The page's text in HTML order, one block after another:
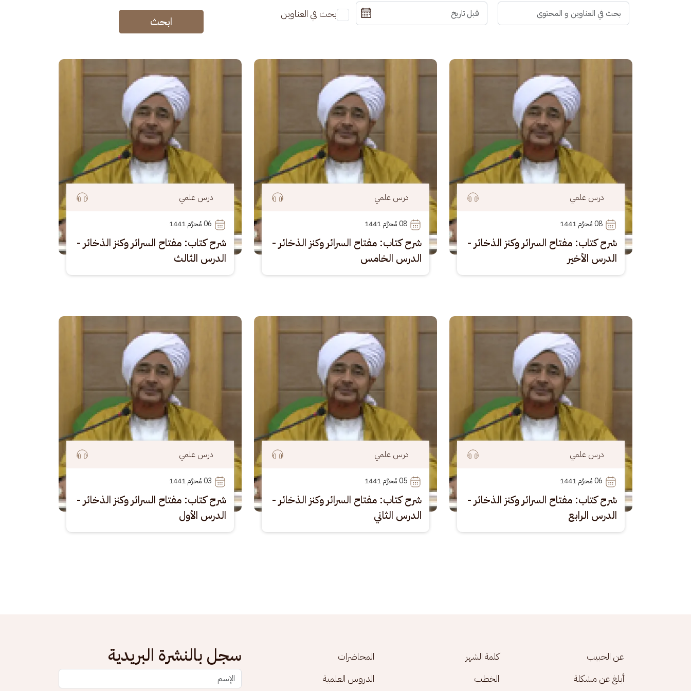
بحث في العناوين
ابحث
الصورة
درس علمي
08
شرح كتاب: مفتاح السرائر وكنز الذخائر -
الدرس الأخير
الصورة
درس علمي
08
شرح كتاب: مفتاح السرائر وكنز الذخائر -
الدرس الخامس
الصورة
درس علمي
06
شرح كتاب: مفتاح السرائر وكنز الذخائر -
الدرس الثالث
الصورة
درس علمي
06
شرح كتاب: مفتاح السرائر وكنز الذخائر -
الدرس الرابع
الصورة
درس علمي
05
شرح كتاب: مفتاح السرائر وكنز الذخائر -
الدرس الثاني
الصورة
درس علمي
03
شرح كتاب: مفتاح السرائر وكنز الذخائر -
الدرس الأول
Footer menu
عن الحبيب كلمة الشهر
المحاضرات
أبلغ عن مشكلة
الخطب الدروس العلمية
سجل بالنشرة البريدية